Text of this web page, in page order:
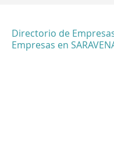
Directorio de
Empresas en